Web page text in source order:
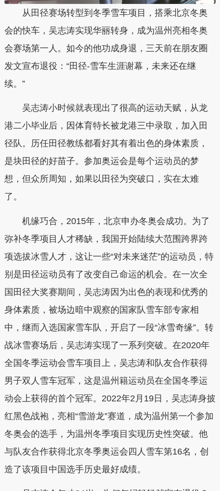
从田径赛场转型到冬季雪车项目，搭乘北京冬奥
会的快车，吴志涛实现华丽转身，成为温州亮相冬奥
会赛场第一人。如今的他功成身退，三天前在朋友圈
发文宣布退役：“田径-雪车生涯谢幕，未来还在继
续。”
吴志涛小时候就表现出了很高的运动天赋，从龙
港二小毕业后，因体育特长被龙港三中录取，加入田
径队。历任田径教练都看好其有着出色的身体素质，
是块田径的好苗子。参加奥运会是每个运动员的梦
想，但众所周知，如果以田径为突破口，实在太难
了。
机缘巧合，2015年，北京申办冬奥会成功。为了
弥补冬季项目人才稀缺，我国开始陆续大范围跨界跨
项选拔冰雪人才，这让一些“对未来迷茫”的运动员，特
别是田径运动员有了改变自己命运的机会。在一次全
国田径大奖赛期间，吴志涛因为出色的表现和优秀的
身体素质，被场边暗中观察的国家队雪车部专家相
中，继而入选国家雪车队，开启了一段“冰雪奇缘”。转
战冰雪赛场后，吴志涛实现了一系列突破。在2020年
全国冬季运动会雪车项目上，吴志涛和队友合作获得
男子双人雪车冠军，这是温州籍运动员在全国冬季运
动会上获得的首个冠军。2022年2月19日，吴志涛身披
红黑色战袍，亮相“雪游龙”赛道，成为温州第一个参加
冬奥会的选手，为温州冬季项目实现历史性突破。他
与队友合作获得北京冬季奥运会四人雪车第16名，创
造了该项目中国选手历史最好成绩。